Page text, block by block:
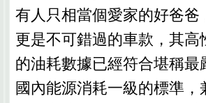
有人只相當個愛家的好爸
更是不可錯過的車款，其
的油耗數據已經符合堪稱
國內能源消耗一級的標準